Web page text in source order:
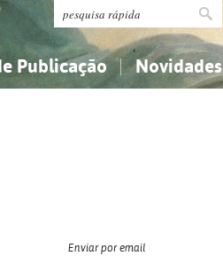
Publicação Novidades
Enviar por email